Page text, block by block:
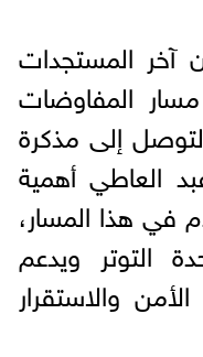
آخر المستجدات
المفاوضات
إلى مذكرة
العاطي أهمية
في هذا المسار،
ويدعم
والاستقرار